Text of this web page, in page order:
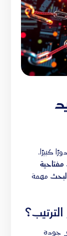
كبيرًا.
مهمة
جودة